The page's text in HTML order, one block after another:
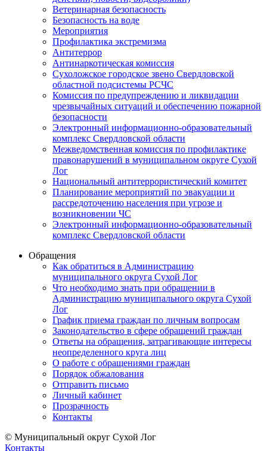
Ветеринарная безопасность
Безопасность на воде
Мероприятия
Профилактика экстремизма
Антитеррор
Антинаркотическая комиссия
Сухоложское городское звено Свердловской
областной подсистемы РСЧС
Комиссия по предупреждению и ликвидации
чрезвычайных ситуаций и обеспечению пожарной
безопасности
Электронный информационно-образовательный
комплекс Cвердловской области
Межведомственная комиссия по профилактике
правонарушений в муниципальном округе Сухой
Лог
Национальный антитеррористический комитет
Планирование мероприятий по эвакуации и
рассредоточению населения при угрозе и
возникновении ЧС
Электронный информационно-образовательный
комплекс Свердловской области
Обращения
Как обратиться в Администрацию
муниципального округа Сухой Лог
Что необходимо знать при обращении в
Администрацию муниципального округа Сухой
Лог
График приема граждан по личным вопросам
Законодательство в сфере обращений граждан
Ответы на обращения, затрагивающие интересы
неопределенного круга лиц
О работе с обращениями граждан
Порядок обжалования
Отправить письмо
Личный кабинет
Прозрачность
Контакты
© Муниципальный округ Сухой Лог
Контакты